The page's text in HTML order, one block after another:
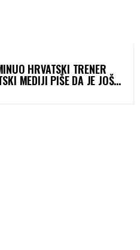
HRVATSKI TRENER
MEDIJI PIŠE DA JE JOŠ